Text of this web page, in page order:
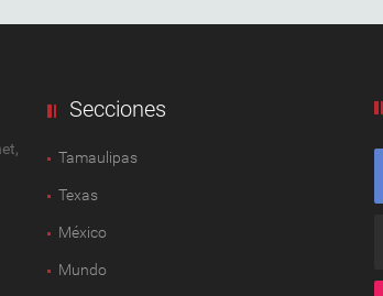
Secciones
Tamaulipas
Texas
México
Mundo